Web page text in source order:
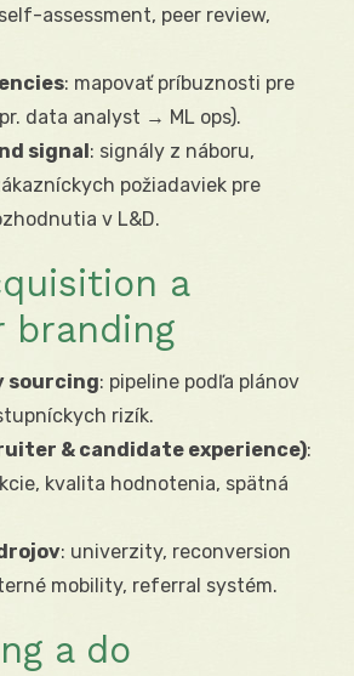
assessment, peer review,
: mapovať príbuznosti pre
data analyst → ML ops).
signal: signály z náboru,
požiadaviek pre
v L&D.
a
branding
sourcing: pipeline podľa plánov
rizík.
& candidate experience):
kvalita hodnotenia, spätná
: univerzity, reconversion
mobility, referral systém.
a do